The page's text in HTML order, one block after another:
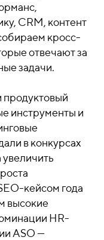
CRM, контент
кросс-
отвечают за
задачи.
продуктовый
инструменты и
в конкурсах
увеличить
кейсом года
высокие
HR-
ASO —